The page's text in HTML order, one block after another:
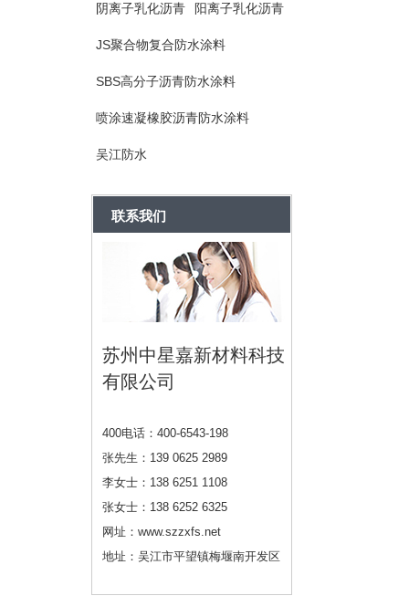
阴离子乳化沥青 阳离子乳化沥青
JS聚合物复合防水涂料
SBS高分子沥青防水涂料
喷涂速凝橡胶沥青防水涂料
吴江防水
联系我们
苏州中星嘉新材料科技
有限公司
400电话：400-6543-198
张先生：139 0625 2989
李女士：138 6251 1108
张女士：138 6252 6325
网址：www.szzxfs.net
地址：吴江市平望镇梅堰南开发区